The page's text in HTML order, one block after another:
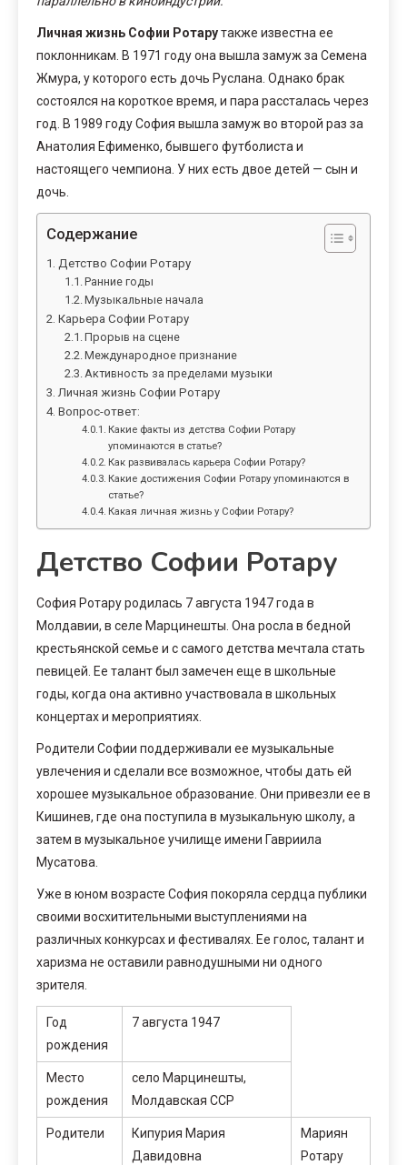
Личная жизнь Софии Ротарутакже известна ее
поклонникам. В 1971 году она вышла замуж за Семена
Жмура, у которого есть дочь Руслана. Однако брак
состоялся на короткое время, и пара рассталась через
год. В 1989 году София вышла замуж во второй раз за
Анатолия Ефименко, бывшего футболиста и
настоящего чемпиона. У них есть двое детей — сын и
дочь.
Содержание
Детство Софии Ротару
Ранние годы
Музыкальные начала
Карьера Софии Ротару
Прорыв на сцене
Международное признание
Активность за пределами музыки
Личная жизнь Софии Ротару
Вопрос-ответ:
Какие факты из детства Софии Ротару
упоминаются в статье?
Как развивалась карьера Софии Ротару?
Какие достижения Софии Ротару упоминаются в
статье?
Какая личная жизнь у Софии Ротару?
Детство Софии Ротару
София Ротару родилась 7 августа 1947 года в
Молдавии, в селе Марцинешты. Она росла в бедной
крестьянской семье и с самого детства мечтала стать
певицей. Ее талант был замечен еще в школьные
годы, когда она активно участвовала в школьных
концертах и мероприятиях.
Родители Софии поддерживали ее музыкальные
увлечения и сделали все возможное, чтобы дать ей
хорошее музыкальное образование. Они привезли ее в
Кишинев, где она поступила в музыкальную школу, а
затем в музыкальное училище имени Гавриила
Мусатова.
Уже в юном возрасте София покоряла сердца публики
своими восхитительными выступлениями на
различных конкурсах и фестивалях. Ее голос, талант и
харизма не оставили равнодушными ни одного
зрителя.
Год
рождения
7 августа 1947
Место
рождения
село Марцинешты,
Молдавская ССР
Родители
Кипурия Мария
Давидовна
Мариян
Ротару